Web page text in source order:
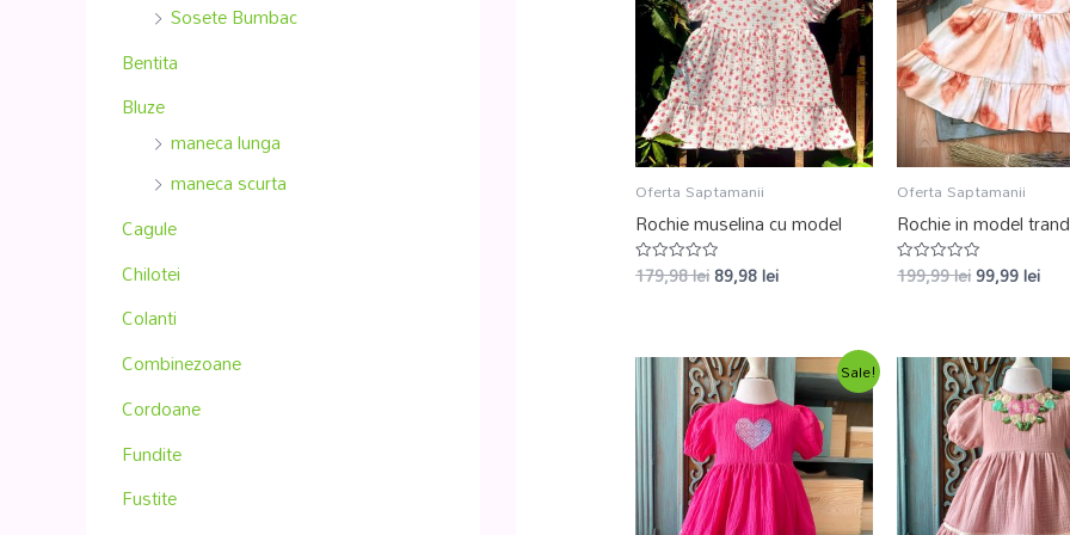
Sosete Bumbac
Bentita
Bluze
maneca lunga
maneca scurta
Cagule
Chilotei
Colanti
Combinezoane
Cordoane
Fundite
Fustite
Oferta Saptamanii
Rochie muselina cu model
Evaluat
la
179,98lei89,98lei
Oferta Saptamanii
Rochie in model
Evaluat
la
199,99lei99,99lei
Sale!